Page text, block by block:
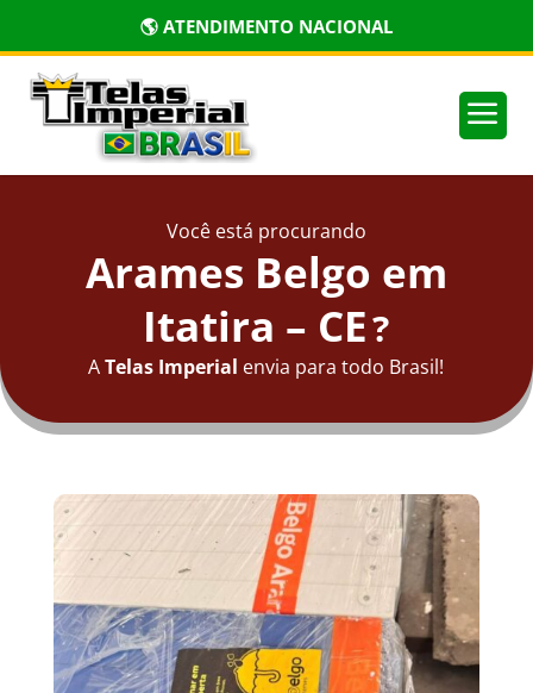
🌎 ATENDIMENTO NACIONAL
a
Você está procurando
Arames Belgo em
Itatira – CE?
ATelas Imperial envia para todo Brasil!